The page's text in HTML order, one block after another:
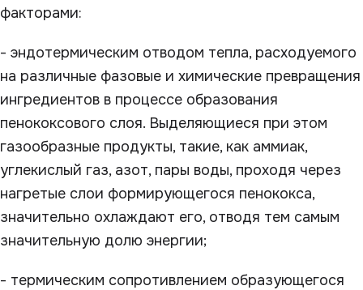
факторами:
- эндотермическим отводом тепла, расходуемого
на различные фазовые и химические превращения
ингредиентов в процессе образования
пенококсового слоя. Выделяющиеся при этом
газообразные продукты, такие, как аммиак,
углекислый газ, азот, пары воды, проходя через
нагретые слои формирующегося пенококса,
значительно охлаждают его, отводя тем самым
значительную долю энергии;
- термическим сопротивлением образующегося